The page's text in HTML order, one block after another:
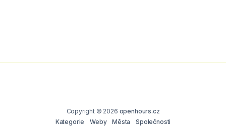
Copyright © 2026 openhours.cz
Kategorie
Weby Města
Společnosti